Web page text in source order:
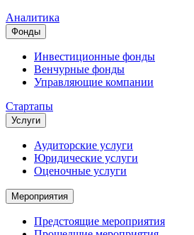
Аналитика
Фонды
Инвестиционные фонды
Венчурные фонды
Управляющие компании
Стартапы
Услуги
Аудиторские услуги
Юридические услуги
Оценочные услуги
Мероприятия
Предстоящие мероприятия